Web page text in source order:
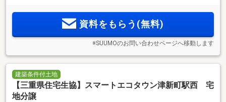
資料をもらう(無料)
※SUUMOのお問い合わせページへ移動します
建築条件付土地
【三重県住宅生協】スマートエコタウン津新町駅西 宅
地分譲